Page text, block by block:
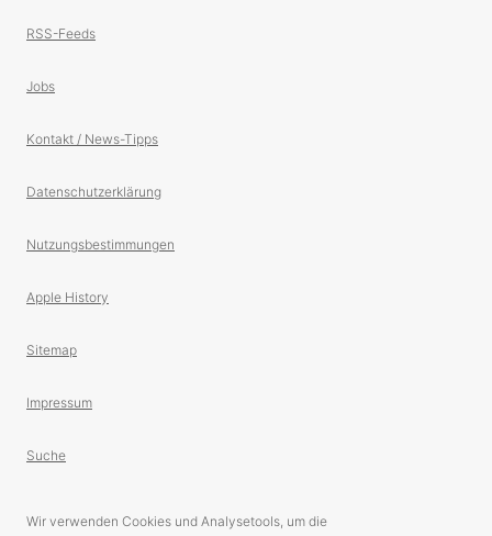
RSS-Feeds
Jobs
Kontakt / News-Tipps
Datenschutzerklärung
Nutzungsbestimmungen
Apple History
Sitemap
Impressum
Suche
Wir verwenden Cookies und Analysetools, um die